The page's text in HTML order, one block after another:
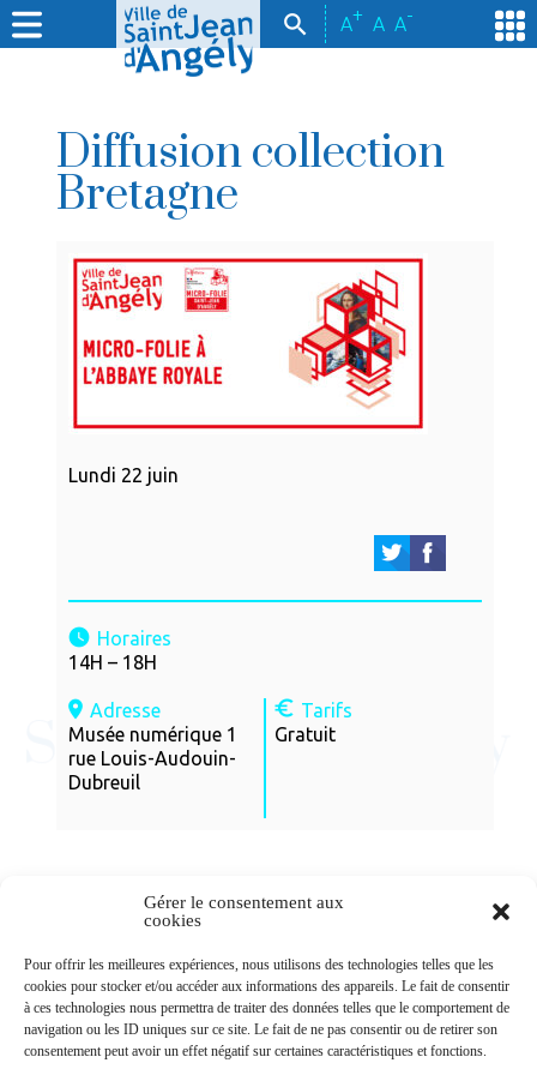
Gérer le consentement aux
cookies
Pour offrir les meilleures expériences, nous utilisons des technologies telles que les
cookies pour stocker et/ou accéder aux informations des appareils. Le fait de consentir
à ces technologies nous permettra de traiter des données telles que le comportement de
navigation ou les ID uniques sur ce site. Le fait de ne pas consentir ou de retirer son
consentement peut avoir un effet négatif sur certaines caractéristiques et fonctions.
A+ A A-
Diffusion collection
Bretagne
Lundi 22 juin
Horaires
14H – 18H
Adresse
Musée numérique 1
rue Louis-Audouin-
Dubreuil
Tarifs
Gratuit
Newsletters
Abonnez-vous à la newsletter
>